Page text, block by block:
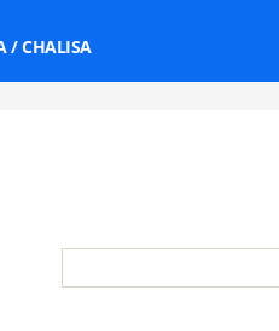
/ CHALISA